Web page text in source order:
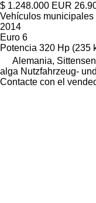
$ 1.248.000 EUR
Vehículos municipales
2014
Euro 6
Potencia 320 Hp (235
Alemania, Sittensen
alga Nutzfahrzeug-
Contacte con el